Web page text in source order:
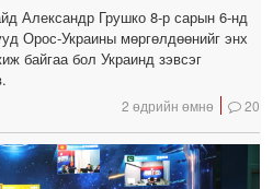
Александр Грушко 8-р сарын 6-нд
Орос-Украины мөргөлдөөнийг энх
байгаа бол Украинд зэвсэг
2 өдрийн өмнө 20